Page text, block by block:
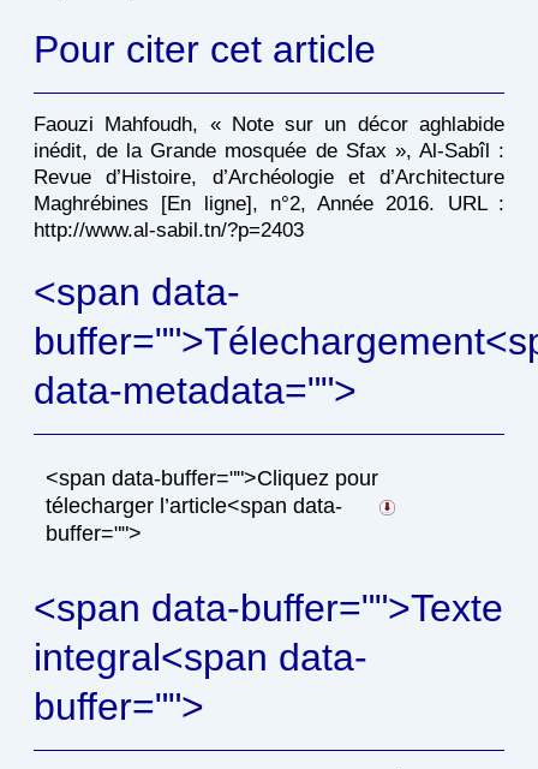
Pour citer cet article
Faouzi Mahfoudh, « Note sur un décor aghlabide
inédit, de la Grande mosquée de Sfax », Al-Sabîl :
Revue d’Histoire, d’Archéologie et d’Architecture
Maghrébines [En ligne], n°2, Année 2016. URL :
http://www.al-sabil.tn/?p=2403
<span data-
buffer="
data-metadata="">
<span data-buffer="">Cliquez pour
télecharger l’article<span data-
buffer="">
<span data-buffer="">Texte
integral<span data-
buffer="">